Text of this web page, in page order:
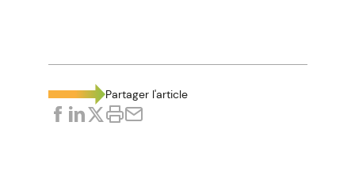
Partager l'article